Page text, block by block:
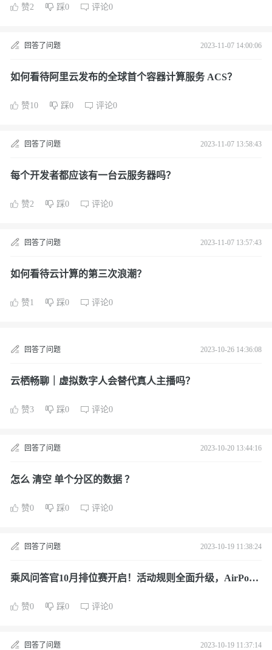
赞2 踩0 评论0
回答了问题 2023-11-07 14:00:06
如何看待阿里云发布的全球首个容器计算服务 ACS？
赞10 踩0 评论0
回答了问题 2023-11-07 13:58:43
每个开发者都应该有一台云服务器吗？
赞2 踩0 评论0
回答了问题 2023-11-07 13:57:43
如何看待云计算的第三次浪潮？
赞1 踩0 评论0
回答了问题 2023-10-26 14:36:08
云栖畅聊｜虚拟数字人会替代真人主播吗？
赞3 踩0 评论0
回答了问题 2023-10-20 13:44:16
怎么 清空 单个分区的数据 ？
赞0 踩0 评论0
回答了问题 2023-10-19 11:38:24
乘风问答官10月排位赛开启！活动规则全面升级，AirPods
赞0 踩0 评论0
回答了问题 2023-10-19 11:37:14